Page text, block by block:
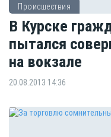
Происшествия
В Курске
пытался
на вокзале
20.08.2013 14:36